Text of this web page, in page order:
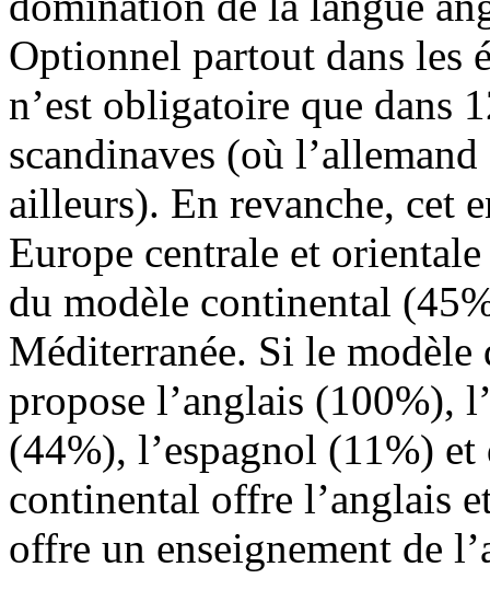
Optionnel partout dans les
n’est obligatoire que dans
scandinaves (où
ailleurs). En revanche, cet
Europe centrale et
du modèle continental
Méditerranée. Si le modèle
propose l’anglais (100%),
(44%), l’espagnol (11%) et
continental offre l’anglais
offre un enseignement de